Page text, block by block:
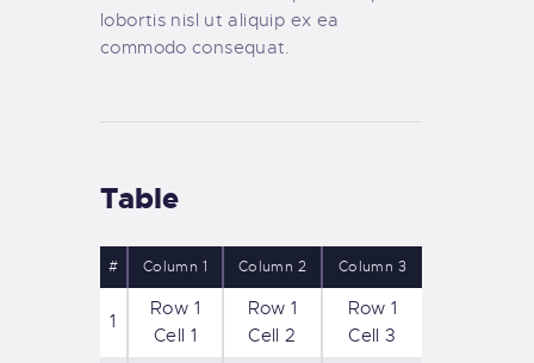
lobortis nisl ut aliquip ex ea
commodo consequat.
Table
# Column 1 Column 2 Column 3
1
Row 1
Cell 1
Row 1
Cell 2
Row 1
Cell 3